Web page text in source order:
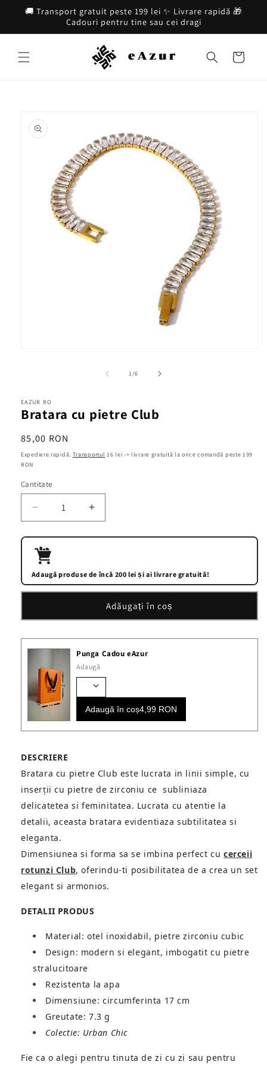
Salt la
🚚 Transport gratuit peste 199 lei ✨ Livrare rapidă 🎁
Cadouri pentru tine sau cei dragi
Coș
despre
produs
fereastră
modală
1/din
6
EAZUR RO
Bratara cu pietre Club
Preț
obișnuit
85,00 RON
Expediere rapidă. Transportul 16 lei -> livrare gratuită la orice comandă peste 199
RON
Cantitate
Cantitate
Reduceți
cantitatea
pentru
Bratara
cu
pietre
Club
Creșteți
cantitatea
pentru
pietre
Club
Adaugă produse de încă 200 lei și ai livrare gratuită!
Adăugați în coș
Punga Cadou eAzur
Adaugă
Adaugă în coș4,99 RON
DESCRIERE
Bratara cu pietre Club este lucrata in linii simple, cu
inserții cu pietre de zirconiu ce subliniaza
delicatetea si feminitatea. Lucrata cu atentie la
detalii, aceasta bratara evidentiaza subtilitatea si
eleganta.
Dimensiunea si forma sa se imbina perfect cu cerceii
rotunzi Club, oferindu-ti posibilitatea de a crea un set
elegant si armonios.
DETALII PRODUS
Material: otel inoxidabil, pietre zirconiu cubic
Design: modern si elegant, imbogatit cu pietre
stralucitoare
Rezistenta la apa
Dimensiune: circumferinta 17 cm
Greutate: 7.3 g
Colectie: Urban Chic
Fie ca o alegi pentru tinuta de zi cu zi sau pentru